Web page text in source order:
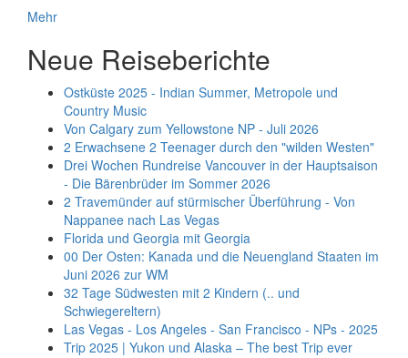
Mehr
Neue Reiseberichte
Ostküste 2025 - Indian Summer, Metropole und
Country Music
Von Calgary zum Yellowstone NP - Juli 2026
2 Erwachsene 2 Teenager durch den "wilden Westen"
Drei Wochen Rundreise Vancouver in der Hauptsaison
- Die Bärenbrüder im Sommer 2026
2 Travemünder auf stürmischer Überführung - Von
Nappanee nach Las Vegas
Florida und Georgia mit Georgia
00 Der Osten: Kanada und die Neuengland Staaten im
Juni 2026 zur WM
32 Tage Südwesten mit 2 Kindern (.. und
Schwiegereltern)
Las Vegas - Los Angeles - San Francisco - NPs - 2025
Trip 2025 | Yukon und Alaska – The best Trip ever